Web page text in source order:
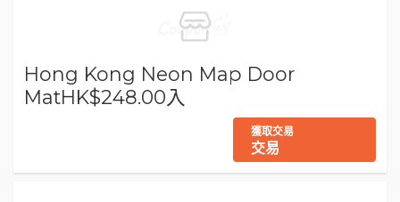
Hong Kong Neon Map Door
MatHK$248.00入
獲取交易
交易